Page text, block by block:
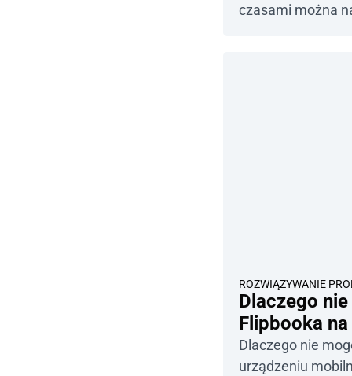
czasami można
ROZWIĄZYWANIE
Dlaczego
Flipbooka
mobilnym?
Dlaczego nie
urządzeniu